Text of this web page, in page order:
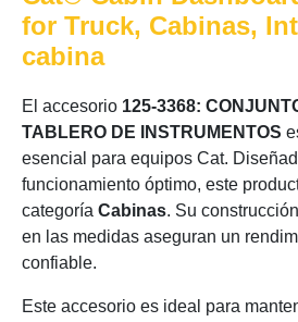
for Truck, Cabinas,
cabina
El accesorio 125-3368:
TABLERO DE INSTRUMENTOS
esencial para equipos Cat.
funcionamiento óptimo, este
categoría Cabinas. Su
en las medidas aseguran un
confiable.
Este accesorio es ideal para